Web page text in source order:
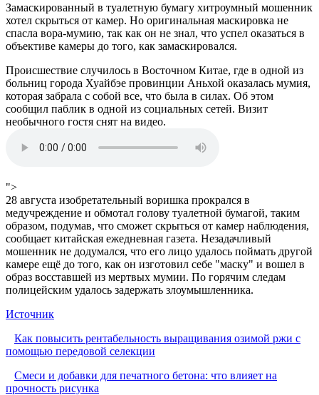
Замаскированный в туалетную бумагу хитроумный мошенник
хотел скрыться от камер. Но оригинальная маскировка не
спасла вора-мумию, так как он не знал, что успел оказаться в
объективе камеры до того, как замаскировался.
Происшествие случилось в Восточном Китае, где в одной из
больниц города Хуайбэе провинции Аньхой оказалась мумия,
которая забрала с собой все, что была в силах. Об этом
сообщил паблик в одной из социальных сетей. Визит
необычного гостя снят на видео.
">
28 августа изобретательный воришка прокрался в
медучреждение и обмотал голову туалетной бумагой, таким
образом, подумав, что сможет скрыться от камер наблюдения,
сообщает китайская ежедневная газета. Незадачливый
мошенник не додумался, что его лицо удалось поймать другой
камере ещё до того, как он изготовил себе "маску" и вошел в
образ восставшей из мертвых мумии. По горячим следам
полицейским удалось задержать злоумышленника.
Источник
Как повысить рентабельность выращивания озимой ржи с
помощью передовой селекции
Смеси и добавки для печатного бетона: что влияет на
прочность рисунка